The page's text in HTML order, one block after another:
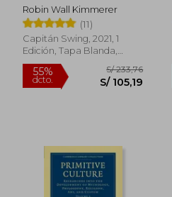
Robin Wall Kimmerer
(11)
Capitán Swing, 2021, 1
Edición, Tapa Blanda,
Nuevo